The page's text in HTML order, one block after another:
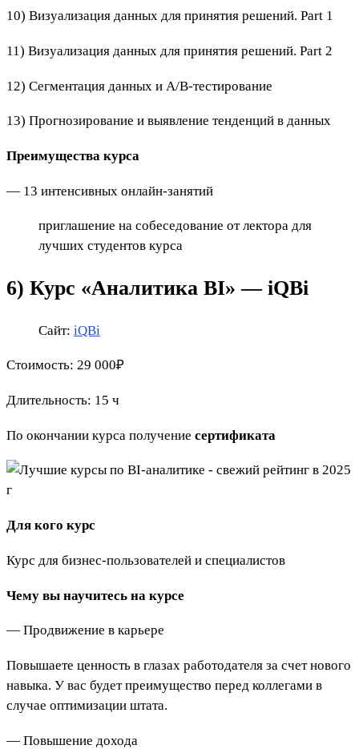
10) Визуализация данных для принятия решений. Part 1
11) Визуализация данных для принятия решений. Part 2
12) Сегментация данных и А/В-тестирование
13) Прогнозирование и выявление тенденций в данных
Преимущества курса
— 13 интенсивных онлайн-занятий
приглашение на собеседование от лектора для
лучших студентов курса
6) Курс «Аналитика BI» — iQBi
Сайт: iQBi
Стоимость: 29 000₽
Длительность: 15 ч
По окончании курса получение сертификата
Для кого курс
Курс для бизнес-пользователей и специалистов
Чему вы научитесь на курсе
— Продвижение в карьере
Повышаете ценность в глазах работодателя за счет нового
навыка. У вас будет преимущество перед коллегами в
случае оптимизации штата.
— Повышение дохода